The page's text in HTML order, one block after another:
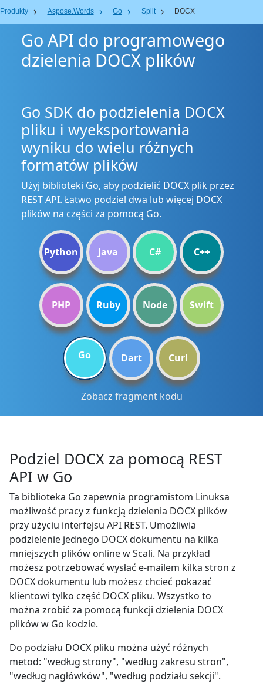
Produkty Aspose.Words Go Split DOCX
Go API do programowego
dzielenia DOCX plików
Go SDK do podzielenia DOCX
pliku i wyeksportowania
wyniku do wielu różnych
formatów plików
Użyj biblioteki Go, aby podzielić DOCX plik przez
REST API. Łatwo podziel dwa lub więcej DOCX
plików na części za pomocą Go.
Python Java C# C++
PHP Ruby Node Swift
Go Dart Curl
Zobacz fragment kodu
Podziel DOCX za pomocą REST
API w Go
Ta biblioteka Go zapewnia programistom Linuksa
możliwość pracy z funkcją dzielenia DOCX plików
przy użyciu interfejsu API REST. Umożliwia
podzielenie jednego DOCX dokumentu na kilka
mniejszych plików online w Scali. Na przykład
możesz potrzebować wysłać e-mailem kilka stron z
DOCX dokumentu lub możesz chcieć pokazać
klientowi tylko część DOCX pliku. Wszystko to
można zrobić za pomocą funkcji dzielenia DOCX
plików w Go kodzie.
Do podziału DOCX pliku można użyć różnych
metod: "według strony", "według zakresu stron",
"według nagłówków", "według podziału sekcji".